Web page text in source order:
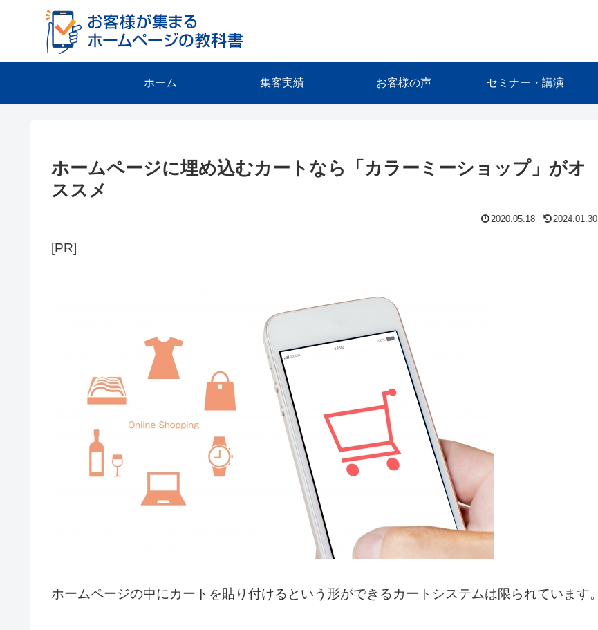
ホーム 集客実績 お客様の声 セミナー・講演
ホームページに埋め込むカートなら「カラーミーショップ」がオ
ススメ
2020.05.18 2024.01.30
[PR]
ホームページの中にカートを貼り付けるという形ができるカートシステムは限られています。